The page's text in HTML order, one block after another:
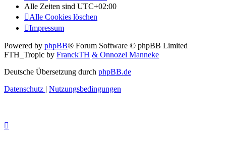
Alle Zeiten sind UTC+02:00
Alle Cookies löschen
Impressum
Powered by phpBB® Forum Software © phpBB Limited
FTH_Tropic by FranckTH & Onnozel Manneke
Deutsche Übersetzung durch phpBB.de
Datenschutz | Nutzungsbedingungen